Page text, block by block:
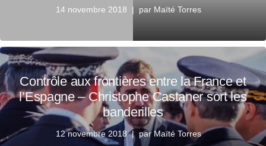
14 novembre 2018 par Maïté Torres
Contrôle aux frontières entre la France et
l’Espagne – Christophe Castaner sort les
banderilles
12 novembre 2018 parMaïté Torres